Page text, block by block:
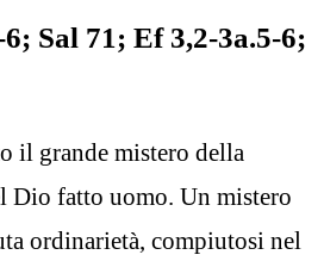
Sal 71; Ef 3,2-3a.5-6;
il grande mistero della
Dio fatto uomo. Un mistero
ordinarietà, compiutosi nel